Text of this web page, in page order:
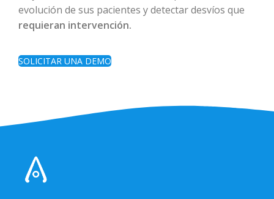
evolución de sus pacientes y detectar desvíos que
requieran intervención.
SOLICITAR UNA DEMO